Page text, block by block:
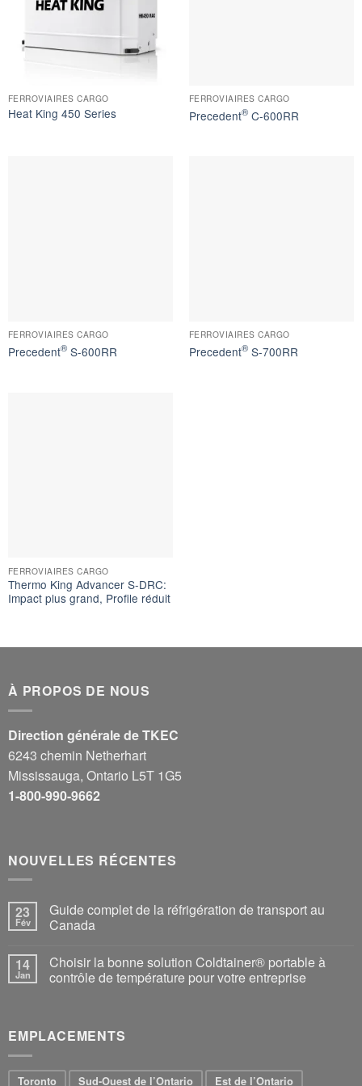
FERROVIAIRES CARGO
Heat King 450 Series
FERROVIAIRES CARGO
Precedent®C-600RR
FERROVIAIRES CARGO
Precedent®S-600RR
FERROVIAIRES CARGO
Precedent®S-700RR
FERROVIAIRES CARGO
Thermo King Advancer S-DRC:
Impact plus grand, Profile réduit
À PROPOS DE NOUS
Direction générale de TKEC
6243 chemin Netherhart
Mississauga, Ontario L5T 1G5
1-800-990-9662
NOUVELLES RÉCENTES
23
Fév
Guide complet de la réfrigération de transport au
Canada
14
Jan
Choisir la bonne solution Coldtainer® portable à
contrôle de température pour votre entreprise
EMPLACEMENTS
Toronto Sud-Ouest de l’Ontario Est de l’Ontario